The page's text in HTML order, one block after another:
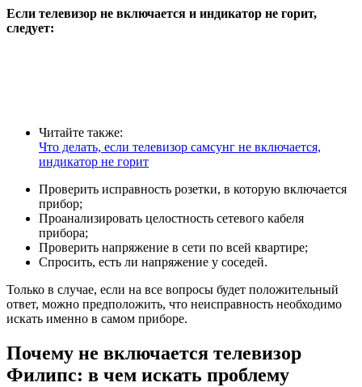
Если телевизор не включается и индикатор не горит,
следует:
Читайте также:
Что делать, если телевизор самсунг не включается,
индикатор не горит
Проверить исправность розетки, в которую включается
прибор;
Проанализировать целостность сетевого кабеля
прибора;
Проверить напряжение в сети по всей квартире;
Спросить, есть ли напряжение у соседей.
Только в случае, если на все вопросы будет положительный
ответ, можно предположить, что неисправность необходимо
искать именно в самом приборе.
Почему не включается телевизор
Филипс: в чем искать проблему